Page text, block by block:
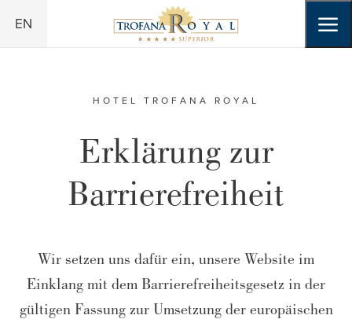
+ 4)
Barrierefreiheits-Widget öffnen (Alt
Zur Barrierefreiheitserklaerung (Alt
EN
HOTEL TROFANA ROYAL
Erklärung zur
Barrierefreiheit
Wir setzen uns dafür ein, unsere Website im
Einklang mit dem Barrierefreiheitsgesetz in der
gültigen Fassung zur Umsetzung der europäischen